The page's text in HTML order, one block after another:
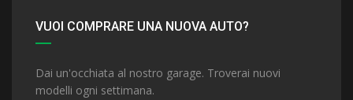
VUOI COMPRARE UNA NUOVA AUTO?
Dai un'occhiata al nostro garage. Troverai nuovi
modelli ogni settimana.